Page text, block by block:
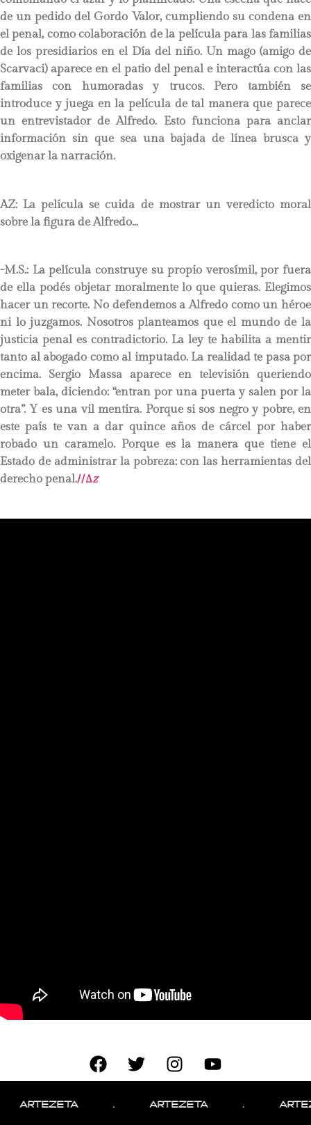
de un pedido del Gordo Valor, cumpliendo su condena en
el penal, como colaboración de la película para las familias
de los presidiarios en el Día del niño. Un mago (amigo de
Scarvaci) aparece en el patio del penal e interactúa con las
familias con humoradas y trucos. Pero también se
introduce y juega en la película de tal manera que parece
un entrevistador de Alfredo. Esto funciona para anclar
información sin que sea una bajada de línea brusca y
oxigenar la narración.
AZ: La película se cuida de mostrar un veredicto moral
sobre la figura de Alfredo…
-M.S.: La película construye su propio verosímil, por fuera
de ella podés objetar moralmente lo que quieras. Elegimos
hacer un recorte. No defendemos a Alfredo como un héroe
ni lo juzgamos. Nosotros planteamos que el mundo de la
justicia penal es contradictorio. La ley te habilita a mentir
tanto al abogado como al imputado. La realidad te pasa por
encima. Sergio Massa aparece en televisión queriendo
meter bala, diciendo: “entran por una puerta y salen por la
otra”. Y es una vil mentira. Porque si sos negro y pobre, en
este país te van a dar quince años de cárcel por haber
robado un caramelo. Porque es la manera que tiene el
Estado de administrar la pobreza: con las herramientas del
derecho penal.//∆z
ARTEZETA ARTEZETA